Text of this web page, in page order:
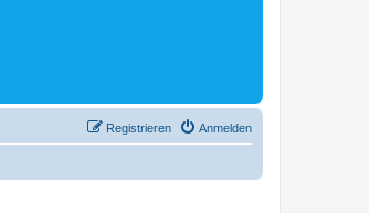
Anmelden
Registrieren